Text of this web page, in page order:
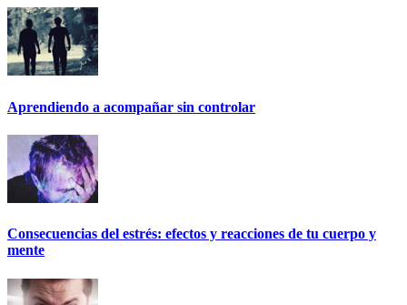
Aprendiendo a acompañar sin controlar
Consecuencias del estrés: efectos y reacciones de tu cuerpo y
mente